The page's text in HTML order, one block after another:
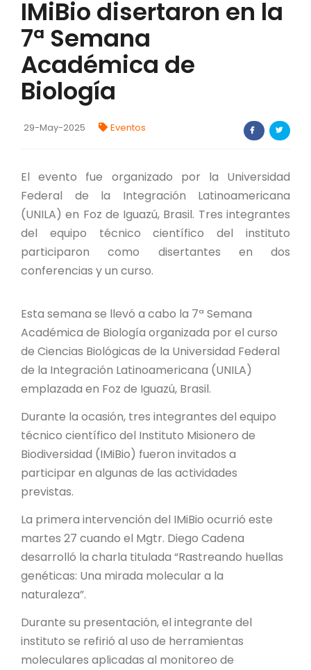
FORTALECIMIENTO DE RECURSOS
ALIMENTICIOS
BIODIVERSIDAD Y ALIMENTACIÓN
INVENTARIO DE LA BIODIVERSIDAD MISIONERA
FORMULARIO DE REGISTRO DE
INVESTIGADORES
AUTORIZACIONES
PROGRAMAS Y PROYECTOS
PROYECTO ÁGUILAS DE MISIONES
MONUMENTOS NATURALES
REPOSITORIO
CONTACTO
IMiBio disertaron en la
7ª Semana
Académica de
Biología
29-May-2025 Eventos
El evento fue organizado por la Universidad
Federal de la Integración Latinoamericana
(UNILA) en Foz de Iguazú, Brasil. Tres integrantes
del equipo técnico científico del instituto
participaron como disertantes en dos
conferencias y un curso.
Esta semana se llevó a cabo la 7ª Semana
Académica de Biología organizada por el curso
de Ciencias Biológicas de la Universidad Federal
de la Integración Latinoamericana (UNILA)
emplazada en Foz de Iguazú, Brasil.
Durante la ocasión, tres integrantes del equipo
técnico científico del Instituto Misionero de
Biodiversidad (IMiBio) fueron invitados a
participar en algunas de las actividades
previstas.
La primera intervención del IMiBio ocurrió este
martes 27 cuando el Mgtr. Diego Cadena
desarrolló la charla titulada “Rastreando huellas
genéticas: Una mirada molecular a la
naturaleza”.
Durante su presentación, el integrante del
instituto se refirió al uso de herramientas
moleculares aplicadas al monitoreo de